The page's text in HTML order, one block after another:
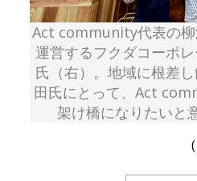
Act community代表の柳
運営するフクダコーポ
氏（右）。地域に根差
田氏にとって、Act
架け橋になりたいと